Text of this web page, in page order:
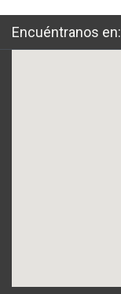
Encuéntranos en: